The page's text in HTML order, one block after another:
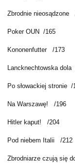
Zbrodnie nieosądzone
Poker OUN /165
Kononenfutter /173
Lancknechtowska dola
Po słowackiej stronie /
Na Warszawę! /196
Hitler kaput! /204
Pod niebem Italii /212
Zbrodniarze czują się